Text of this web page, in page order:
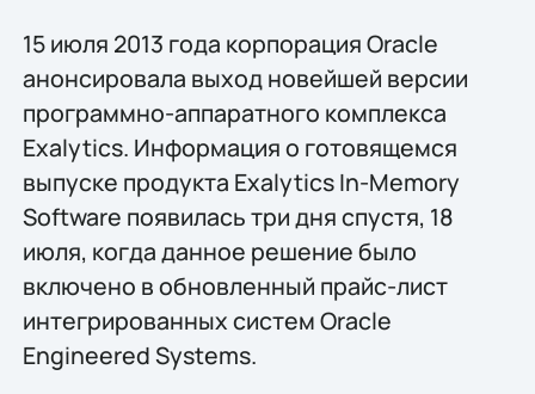
15 июля 2013 года корпорация Oracle
анонсировала выход новейшей версии
программно-аппаратного комплекса
Exalytics. Информация о готовящемся
выпуске продукта Exalytics In-Memory
Software появилась три дня спустя, 18
июля, когда данное решение было
включено в обновленный прайс-лист
интегрированных систем Oracle
Engineered Systems.